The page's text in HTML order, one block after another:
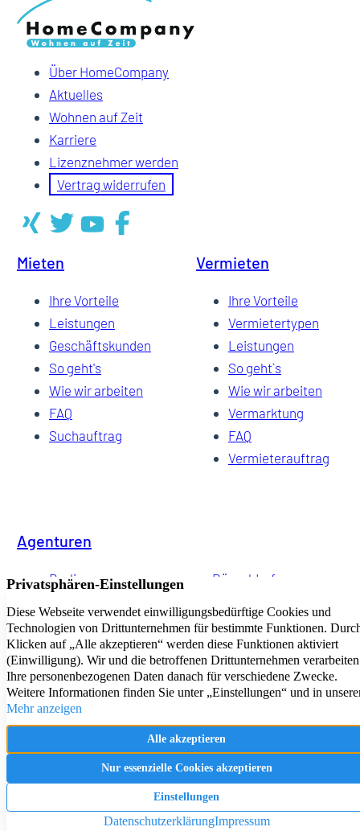
Über HomeCompany
Aktuelles
Wohnen auf Zeit
Karriere
Lizenznehmer werden
Vertrag widerrufen
Mieten
Ihre Vorteile
Leistungen
Geschäftskunden
So geht's
Wie wir arbeiten
FAQ
Suchauftrag
Vermieten
Ihre Vorteile
Vermietertypen
Leistungen
So geht`s
Wie wir arbeiten
Vermarktung
FAQ
Vermieterauftrag
Agenturen
Berlin
Düsseldorf
Essen
Bonn
Frankfurt
München
Braunschweig
Freiburg
Oldenburg
Hamburg
Saarbrücken
Schwerin
Dresden
Kiel
Wuppertal
Bremen